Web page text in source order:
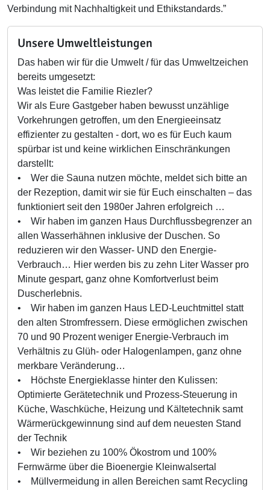
Verbindung mit Nachhaltigkeit und Ethikstandards.”
Unsere Umweltleistungen
Das haben wir für die Umwelt / für das Umweltzeichen
bereits umgesetzt:
Was leistet die Familie Riezler?
Wir als Eure Gastgeber haben bewusst unzählige
Vorkehrungen getroffen, um den Energieeinsatz
effizienter zu gestalten - dort, wo es für Euch kaum
spürbar ist und keine wirklichen Einschränkungen
darstellt:
• Wer die Sauna nutzen möchte, meldet sich bitte an
der Rezeption, damit wir sie für Euch einschalten – das
funktioniert seit den 1980er Jahren erfolgreich …
• Wir haben im ganzen Haus Durchflussbegrenzer an
allen Wasserhähnen inklusive der Duschen. So
reduzieren wir den Wasser- UND den Energie-
Verbrauch… Hier werden bis zu zehn Liter Wasser pro
Minute gespart, ganz ohne Komfortverlust beim
Duscherlebnis.
• Wir haben im ganzen Haus LED-Leuchtmittel statt
den alten Stromfressern. Diese ermöglichen zwischen
70 und 90 Prozent weniger Energie-Verbrauch im
Verhältnis zu Glüh- oder Halogenlampen, ganz ohne
merkbare Veränderung…
• Höchste Energieklasse hinter den Kulissen:
Optimierte Gerätetechnik und Prozess-Steuerung in
Küche, Waschküche, Heizung und Kältetechnik samt
Wärmerückgewinnung sind auf dem neuesten Stand
der Technik
• Wir beziehen zu 100% Ökostrom und 100%
Fernwärme über die Bioenergie Kleinwalsertal
• Müllvermeidung in allen Bereichen samt Recycling